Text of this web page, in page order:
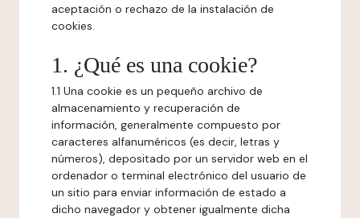
aceptación o rechazo de la instalación de
cookies.
1. ¿Qué es una cookie?
1.1 Una cookie es un pequeño archivo de
almacenamiento y recuperación de
información, generalmente compuesto por
caracteres alfanuméricos (es decir, letras y
números), depositado por un servidor web en el
ordenador o terminal electrónico del usuario de
un sitio para enviar información de estado a
dicho navegador y obtener igualmente dicha